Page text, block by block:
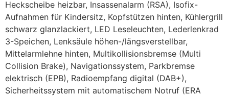
Heckscheibe heizbar, Insassenalarm (RSA), Isofix-
Aufnahmen für Kindersitz, Kopfstützen hinten, Kühlergrill
schwarz glanzlackiert, LED Leseleuchten, Lederlenkrad
3-Speichen, Lenksäule höhen-/längsverstellbar,
Mittelarmlehne hinten, Multikollisionsbremse (Multi
Collision Brake), Navigationssystem, Parkbremse
elektrisch (EPB), Radioempfang digital (DAB+),
Sicherheitssystem mit automatischem Notruf (ERA